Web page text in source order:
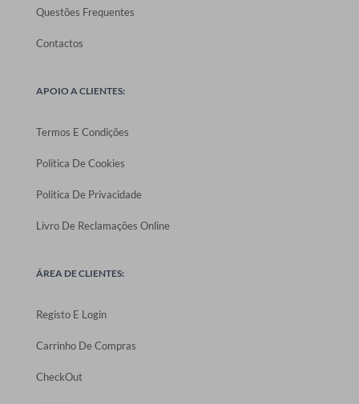
Questões Frequentes
Contactos
APOIO A CLIENTES:
Termos E Condições
Política De Cookies
Política De Privacidade
Livro De Reclamações Online
ÁREA DE CLIENTES:
Registo E Login
Carrinho De Compras
CheckOut